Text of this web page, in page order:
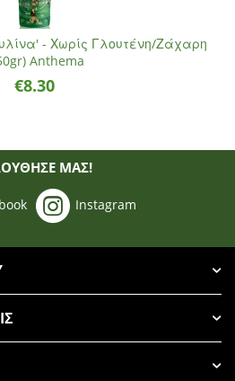
- Χωρίς Γλουτένη/Ζάχαρη
Anthema
€8.30
ΜΑΣ!
Instagram